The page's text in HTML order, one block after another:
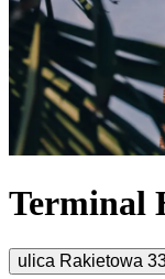
Terminal
ulica Rakietowa